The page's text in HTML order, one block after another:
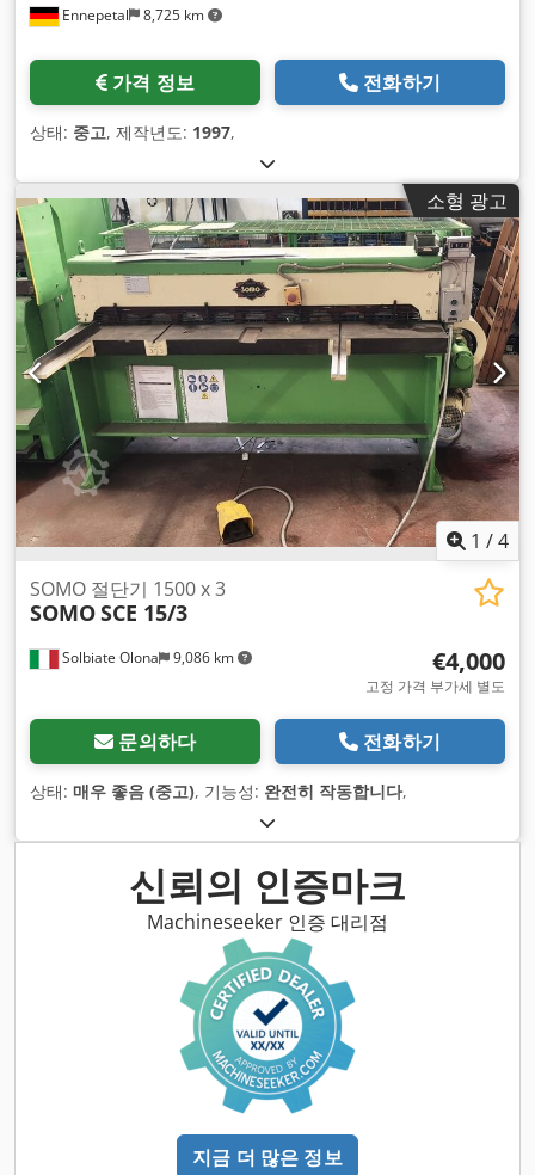
Ennepetal 8,725 km
가격 정보 전화하기
상태: 중고, 제작년도: 1997,
소형 광고
1 /4
Solbiate Olona 9,086 km
SOMO 절단기 1500 x 3
SOMOSCE 15/3
€4,000
고정 가격 부가세 별도
문의하다 전화하기
상태: 매우 좋음 (중고), 기능성: 완전히 작동합니다,
신뢰의 인증마크
Machineseeker 인증 대리점
지금 더 많은 정보